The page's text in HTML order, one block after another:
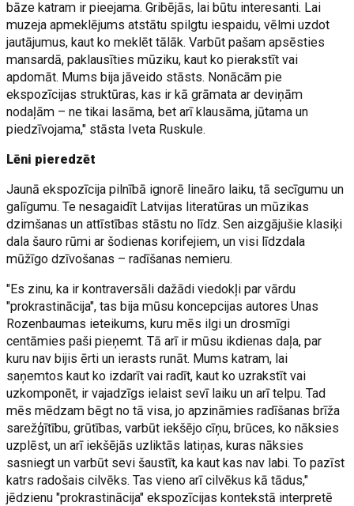
bāze katram ir pieejama. Gribējās, lai būtu interesanti. Lai
muzeja apmeklējums atstātu spilgtu iespaidu, vēlmi uzdot
jautājumus, kaut ko meklēt tālāk. Varbūt pašam apsēsties
mansardā, paklausīties mūziku, kaut ko pierakstīt vai
apdomāt. Mums bija jāveido stāsts. Nonācām pie
ekspozīcijas struktūras, kas ir kā grāmata ar deviņām
nodaļām – ne tikai lasāma, bet arī klausāma, jūtama un
piedzīvojama," stāsta Iveta Ruskule.
Lēni pieredzēt
Jaunā ekspozīcija pilnībā ignorē lineāro laiku, tā secīgumu un
galīgumu. Te nesagaidīt Latvijas literatūras un mūzikas
dzimšanas un attīstības stāstu no līdz. Sen aizgājušie klasiķi
dala šauro rūmi ar šodienas korifejiem, un visi līdzdala
mūžīgo dzīvošanas – radīšanas nemieru.
"Es zinu, ka ir kontraversāli dažādi viedokļi par vārdu
"prokrastinācija", tas bija mūsu koncepcijas autores Unas
Rozenbaumas ieteikums, kuru mēs ilgi un drosmīgi
centāmies paši pieņemt. Tā arī ir mūsu ikdienas daļa, par
kuru nav bijis ērti un ierasts runāt. Mums katram, lai
saņemtos kaut ko izdarīt vai radīt, kaut ko uzrakstīt vai
uzkomponēt, ir vajadzīgs ielaist sevī laiku un arī telpu. Tad
mēs mēdzam bēgt no tā visa, jo apzināmies radīšanas brīža
sarežģītību, grūtības, varbūt iekšējo cīņu, brūces, ko nāksies
uzplēst, un arī iekšējās uzliktās latiņas, kuras nāksies
sasniegt un varbūt sevi šaustīt, ka kaut kas nav labi. To pazīst
katrs radošais cilvēks. Tas vieno arī cilvēkus kā tādus,"
jēdzienu "prokrastinācija" ekspozīcijas kontekstā interpretē